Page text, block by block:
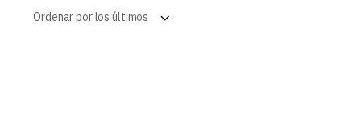
Ordenar por los últimos